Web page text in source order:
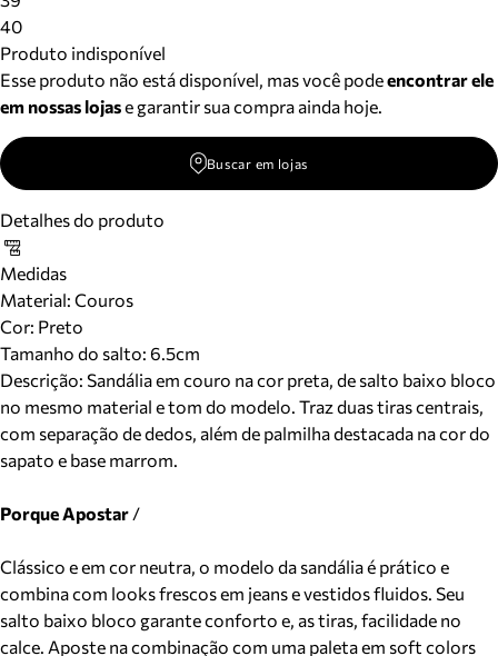
40
Produto indisponível
Esse produto não está disponível, mas você podeencontrar ele
em nossas lojase garantir sua compra ainda hoje.
Buscar em lojas
Detalhes do produto
Medidas
Material: Couros
Cor: Preto
Tamanho do salto: 6.5cm
Descrição: Sandália em couro na cor preta, de salto baixo bloco
no mesmo material e tom do modelo. Traz duas tiras centrais,
com separação de dedos, além de palmilha destacada na cor do
sapato e base marrom.
Porque Apostar /
Clássico e em cor neutra, o modelo da sandália é prático e
combina com looks frescos em jeans e vestidos fluidos. Seu
salto baixo bloco garante conforto e, as tiras, facilidade no
calce. Aposte na combinação com uma paleta em soft colors